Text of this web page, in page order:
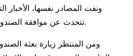
ونفت المصادر نفسها، الأخبار
تتحدث عن موافقة الصندوق على الترفيع في الأجور.
ومن المنتظر زيارة بعثة